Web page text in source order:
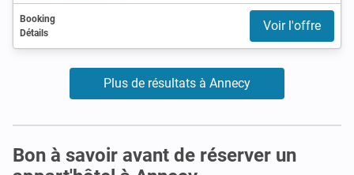
Booking
Détails
Voir l'offre
Plus de résultats à Annecy
Bon à savoir avant de réserver un